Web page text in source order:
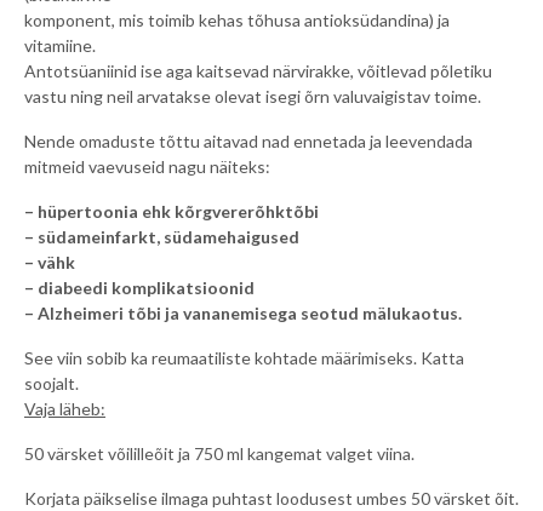
komponent, mis toimib kehas tõhusa antioksüdandina) ja
vitamiine.
Antotsüaniinid ise aga kaitsevad närvirakke, võitlevad põletiku
vastu ning neil arvatakse olevat isegi õrn valuvaigistav toime.
Nende omaduste tõttu aitavad nad ennetada ja leevendada
mitmeid vaevuseid nagu näiteks:
– hüpertoonia ehk kõrgvererõhktõbi
– südameinfarkt, südamehaigused
– vähk
– diabeedi komplikatsioonid
– Alzheimeri tõbi ja vananemisega seotud mälukaotus.
See viin sobib ka reumaatiliste kohtade määrimiseks. Katta
soojalt.
Vaja läheb:
50 värsket võililleõit ja 750 ml kangemat valget viina.
Korjata päikselise ilmaga puhtast loodusest umbes 50 värsket õit.